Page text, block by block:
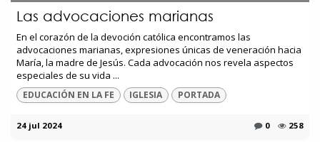
Las advocaciones marianas
En el corazón de la devoción católica encontramos las
advocaciones marianas, expresiones únicas de veneración hacia
María, la madre de Jesús. Cada advocación nos revela aspectos
especiales de su vida ...
EDUCACIÓN EN LA FE IGLESIA PORTADA
24 jul 2024 0 258